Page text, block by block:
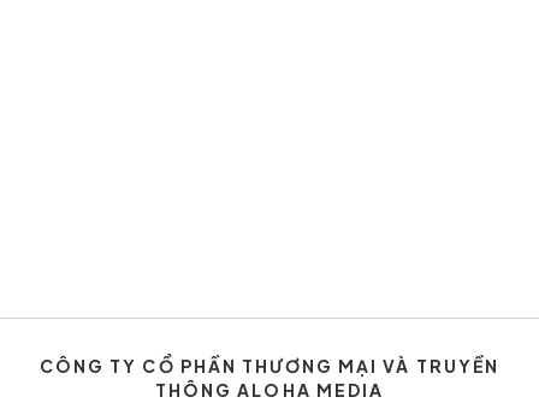
CÔNG TY CỔ PHẦN THƯƠNG MẠI VÀ TRUYỀN
THÔNG ALOHA MEDIA